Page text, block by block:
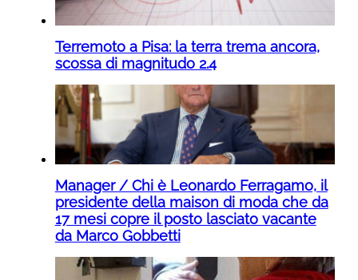
Terremoto a Pisa: la terra trema ancora,
scossa di magnitudo 2.4
Manager / Chi è Leonardo Ferragamo, il
presidente della maison di moda che da
17 mesi copre il posto lasciato vacante
da Marco Gobbetti